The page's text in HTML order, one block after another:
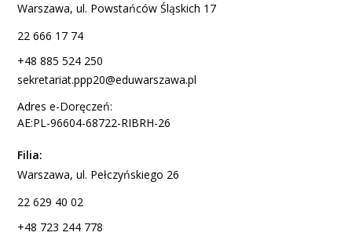
Warszawa, ul. Powstańców Śląskich 17
22 666 17 74
+48 885 524 250
sekretariat.ppp20@eduwarszawa.pl
Adres e-Doręczeń:
AE:PL-96604-68722-RIBRH-26
Filia:
Warszawa, ul. Pełczyńskiego 26
22 629 40 02
+48 723 244 778